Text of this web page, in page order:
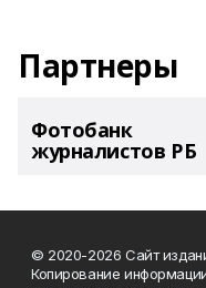
Партнеры
Фотобанк
журналистов РБ
© 2020-2026 Сайт
Копирование